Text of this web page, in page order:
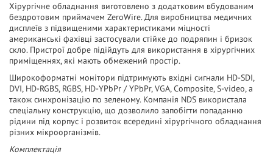
Хірургічне обладнання виготовлено з додатковим вбудованим
бездротовим приймачем ZeroWire. Для виробництва медичних
дисплеїв з підвищеними характеристиками міцності
американські фахівці застосували стійке до подряпин і бризок
скло. Пристрої добре підійдуть для використання в хірургічних
приміщеннях, які мають обмежений простір.
Широкоформатні монітори підтримують вхідні сигнали HD-SDI,
DVI, HD-RGBS, RGBS, HD-YPbPr / YPbPr, VGA, Composite, S-video, а
також синхронізацію по зеленому. Компанія NDS використала
спеціальну конструкцію, що дозволило запобігти попаданню
рідини під корпус і розвиток всередині хірургічного обладнання
різних мікроорганізмів.
Комплектація